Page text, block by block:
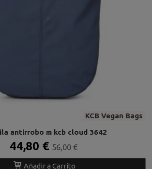
KCB Vegan Bags
antirrobo m kcb cloud 3642
44,80 € 56,00 €
Añadir a Carrito